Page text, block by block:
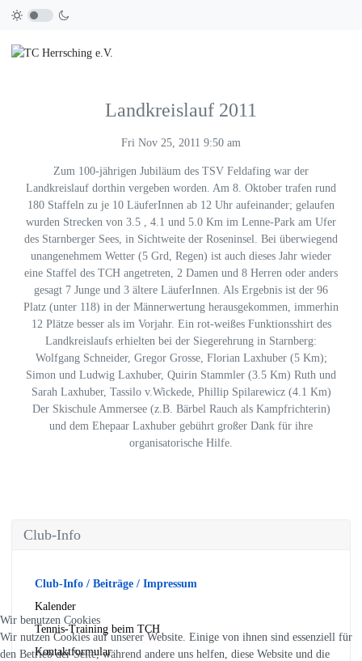
Landkreislauf 2011
Fri Nov 25, 2011 9:50 am
Zum 100-jährigen Jubiläum des TSV Feldafing war der
Landkreislauf dorthin vergeben worden. Am 8. Oktober trafen rund
180 Staffeln zu je 10 LäuferInnen ab 12 Uhr aufeinander; gelaufen
wurden Strecken von 3.5 , 4.1 und 5.0 Km im Lenne-Park am Ufer
des Starnberger Sees, in Sichtweite der Roseninsel. Bei überwiegend
unangenehmem Wetter (5 Grd, Regen) ist auch dieses Jahr wieder
eine Staffel des TCH angetreten, 2 Damen und 8 Herren oder anders
gesagt 7 Junge und 3 ältere LäuferInnen. Als Ergebnis ist der 96
Platz (unter 118) in der Männerwertung herausgekommen, immerhin
12 Plätze besser als im Vorjahr. Ein rot-weißes Funktionsshirt des
Landkreislaufs erhielten bei der Siegerehrung in Starnberg:
Wolfgang Schneider, Gregor Grosse, Florian Laxhuber (5 Km);
Simon und Ludwig Laxhuber, Quirin Stammler (3.5 Km) Ruth und
Sarah Laxhuber, Tassilo v.Wickede, Phillip Spilarewicz (4.1 Km)
Der Skischule Ammersee (z.B. Bärbel Rauch als Kampfrichterin)
und dem Ehepaar Laxhuber gebührt großer Dank für ihre
organisatorische Hilfe.
Club-Info
Club-Info / Beiträge / Impressum
Kalender
Tennis-Training beim TCH
Kontaktformular
Wir benutzen Cookies
Wir nutzen Cookies auf unserer Website. Einige von ihnen sind essenziell für
den Betrieb der Seite, während andere uns helfen, diese Website und die